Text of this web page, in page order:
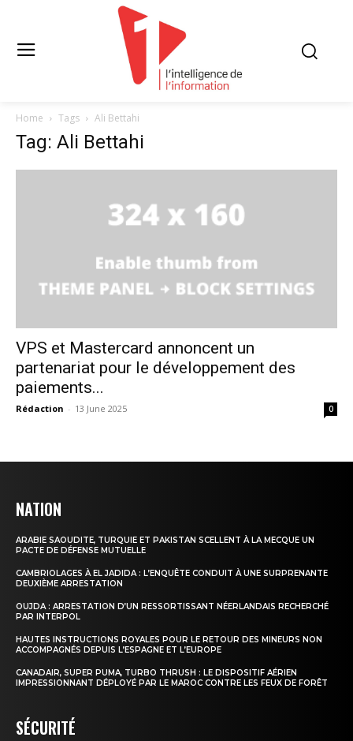
Home Tags Ali Bettahi
Tag: Ali Bettahi
VPS et Mastercard annoncent un
partenariat pour le développement des
paiements...
Rédaction - 13 June 2025 0
NATION
ARABIE SAOUDITE, TURQUIE ET PAKISTAN SCELLENT À LA MECQUE UN
PACTE DE DÉFENSE MUTUELLE
CAMBRIOLAGES À EL JADIDA : L’ENQUÊTE CONDUIT À UNE SURPRENANTE
DEUXIÈME ARRESTATION
OUJDA : ARRESTATION D’UN RESSORTISSANT NÉERLANDAIS RECHERCHÉ
PAR INTERPOL
HAUTES INSTRUCTIONS ROYALES POUR LE RETOUR DES MINEURS NON
ACCOMPAGNÉS DEPUIS L’ESPAGNE ET L’EUROPE
CANADAIR, SUPER PUMA, TURBO THRUSH : LE DISPOSITIF AÉRIEN
IMPRESSIONNANT DÉPLOYÉ PAR LE MAROC CONTRE LES FEUX DE FORÊT
SÉCURITÉ